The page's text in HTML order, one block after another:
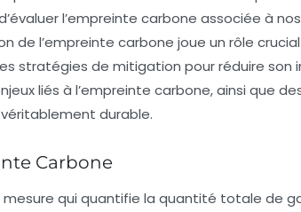
l’empreinte carbone associée à
de l’empreinte carbone joue un rôle
stratégies de mitigation pour réduire son
liés à l’empreinte carbone, ainsi que
durable.
Carbone
qui quantifie la quantité totale de